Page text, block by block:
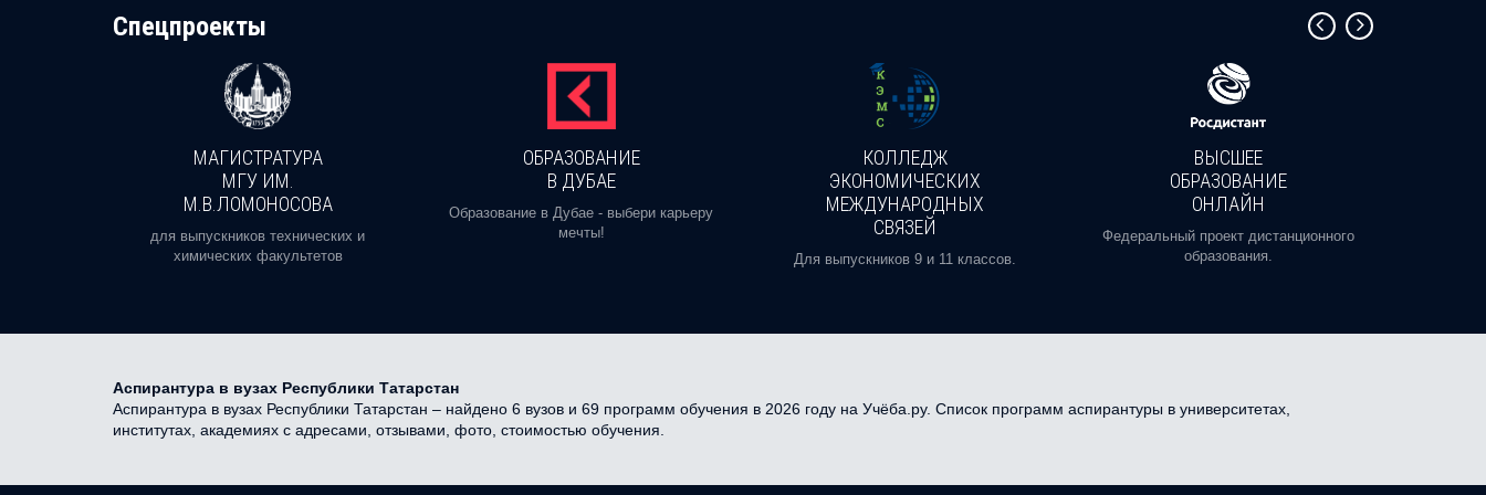
Cпецпроекты
МАГИСТРАТУРА
МГУ ИМ.
М.В.ЛОМОНОСОВА
для выпускников технических и
химических факультетов
ОБРАЗОВАНИЕ
В ДУБАЕ
Образование в Дубае - выбери карьеру
мечты!
КОЛЛЕДЖ
ЭКОНОМИЧЕСКИХ
МЕЖДУНАРОДНЫХ
СВЯЗЕЙ
Для выпускников 9 и 11 классов.
ВЫСШЕЕ
ОБРАЗОВАНИЕ
ОНЛАЙН
Федеральный проект дистанционного
образования.
Аспирантура в вузах Республики Татарстан
Аспирантура в вузах Республики Татарстан – найдено 6 вузов и 69 программ обучения в 2026 году на Учёба.ру. Список программ аспирантуры в университетах,
институтах, академиях с адресами, отзывами, фото, стоимостью обучения.